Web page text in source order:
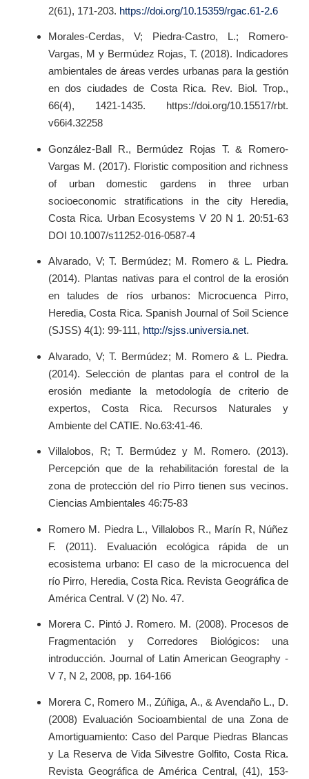
2(61), 171-203. https://doi.org/10.15359/rgac.61-2.6
Morales-Cerdas, V; Piedra-Castro, L.; Romero-
Vargas, M y Bermúdez Rojas, T. (2018). Indicadores
ambientales de áreas verdes urbanas para la gestión
en dos ciudades de Costa Rica. Rev. Biol. Trop.,
66(4), 1421-1435. https://doi.org/10.15517/rbt.
v66i4.32258
González-Ball R., Bermúdez Rojas T. & Romero-
Vargas M. (2017). Floristic composition and richness
of urban domestic gardens in three urban
socioeconomic stratifications in the city Heredia,
Costa Rica. Urban Ecosystems V 20 N 1. 20:51-63
DOI 10.1007/s11252-016-0587-4
Alvarado, V; T. Bermúdez; M. Romero & L. Piedra.
(2014). Plantas nativas para el control de la erosión
en taludes de ríos urbanos: Microcuenca Pirro,
Heredia, Costa Rica. Spanish Journal of Soil Science
(SJSS) 4(1): 99-111, http://sjss.universia.net.
Alvarado, V; T. Bermúdez; M. Romero & L. Piedra.
(2014). Selección de plantas para el control de la
erosión mediante la metodología de criterio de
expertos, Costa Rica. Recursos Naturales y
Ambiente del CATIE. No.63:41-46.
Villalobos, R; T. Bermúdez y M. Romero. (2013).
Percepción que de la rehabilitación forestal de la
zona de protección del río Pirro tienen sus vecinos.
Ciencias Ambientales 46:75-83
Romero M. Piedra L., Villalobos R., Marín R, Núñez
F. (2011). Evaluación ecológica rápida de un
ecosistema urbano: El caso de la microcuenca del
río Pirro, Heredia, Costa Rica. Revista Geográfica de
América Central. V (2) No. 47.
Morera C. Pintó J. Romero. M. (2008). Procesos de
Fragmentación y Corredores Biológicos: una
introducción. Journal of Latin American Geography -
V 7, N 2, 2008, pp. 164-166
Morera C, Romero M., Zúñiga, A., & Avendaño L., D.
(2008) Evaluación Socioambiental de una Zona de
Amortiguamiento: Caso del Parque Piedras Blancas
y La Reserva de Vida Silvestre Golfito, Costa Rica.
Revista Geográfica de América Central, (41), 153-